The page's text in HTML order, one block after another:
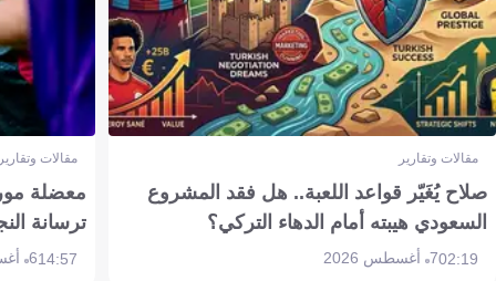
مقالات وتقارير
صلاح يُغَيّر قواعد اللعبة.. هل فقد المشروع
السعودي هيبته أمام الدهاء التركي؟
02:197 أغسطس 2026
مقالات
معضلة
ترسانة
14:576 أغسطس 2026